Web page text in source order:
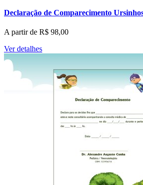
Declaração de Comparecimento
A partir de R$ 98,00
Ver detalhes